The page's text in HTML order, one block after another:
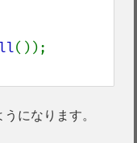
になります。